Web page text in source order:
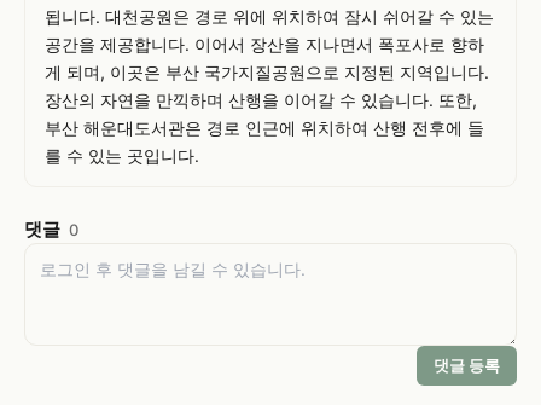
됩니다. 대천공원은 경로 위에 위치하여 잠시 쉬어갈 수 있는
공간을 제공합니다. 이어서 장산을 지나면서 폭포사로 향하
게 되며, 이곳은 부산 국가지질공원으로 지정된 지역입니다.
장산의 자연을 만끽하며 산행을 이어갈 수 있습니다. 또한,
부산 해운대도서관은 경로 인근에 위치하여 산행 전후에 들
를 수 있는 곳입니다.
댓글 0
댓글 등록